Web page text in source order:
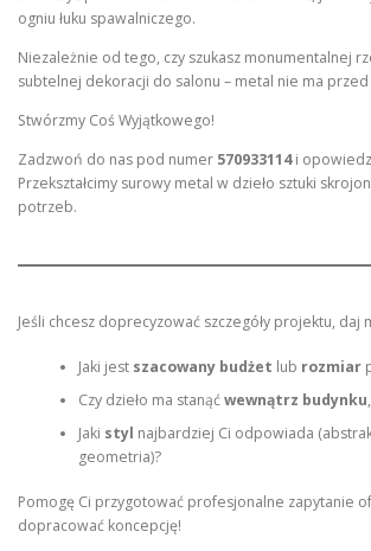
ogniu łuku spawalniczego.
Niezależnie od tego, czy szukasz monumentalnej
subtelnej dekoracji do salonu – metal nie ma
Stwórzmy Coś Wyjątkowego!
Zadzwoń do nas pod numer 570933114i
Przekształcimy surowy metal w dzieło sztuki
potrzeb.
Jeśli chcesz doprecyzować szczegóły projektu, daj
Jaki jest szacowany budżet lub rozmiar
Czy dzieło ma stanąćwewnątrz budynku
Jaki styl najbardziej Ci odpowiada
geometria)?
Pomogę Ci przygotować profesjonalne zapytanie
dopracować koncepcję!